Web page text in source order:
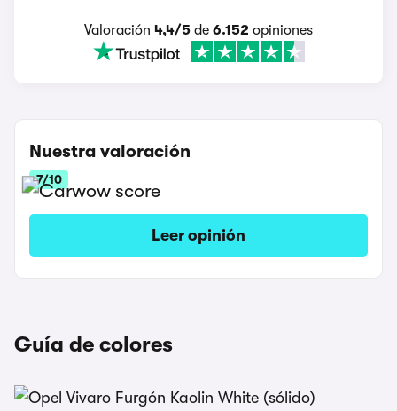
Valoración 4,4/5 de 6.152 opiniones
Nuestra valoración
7/10
Leer opinión
Guía de colores